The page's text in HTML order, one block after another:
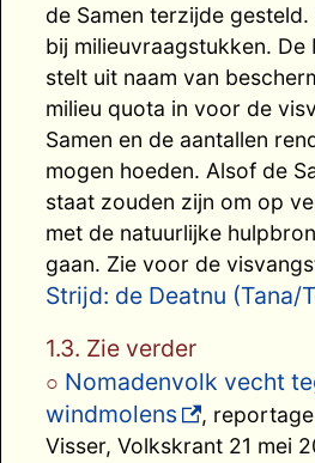
de Samen terzijde
bij milieuvraagstukken. De
stelt uit naam van
milieu quota in voor de
Samen en de aantallen
mogen hoeden. Alsof de
staat zouden zijn om op
met de natuurlijke
gaan. Zie voor de
Strijd: de Deatnu (Tana/
1.3. Zie verder
Nomadenvolk vecht
windmolens
,
Visser, Volkskrant 21 mei